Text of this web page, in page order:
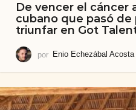
De vencer el cáncer
cubano que pasó de
triunfar en Got
por Enio Echezábal Acosta